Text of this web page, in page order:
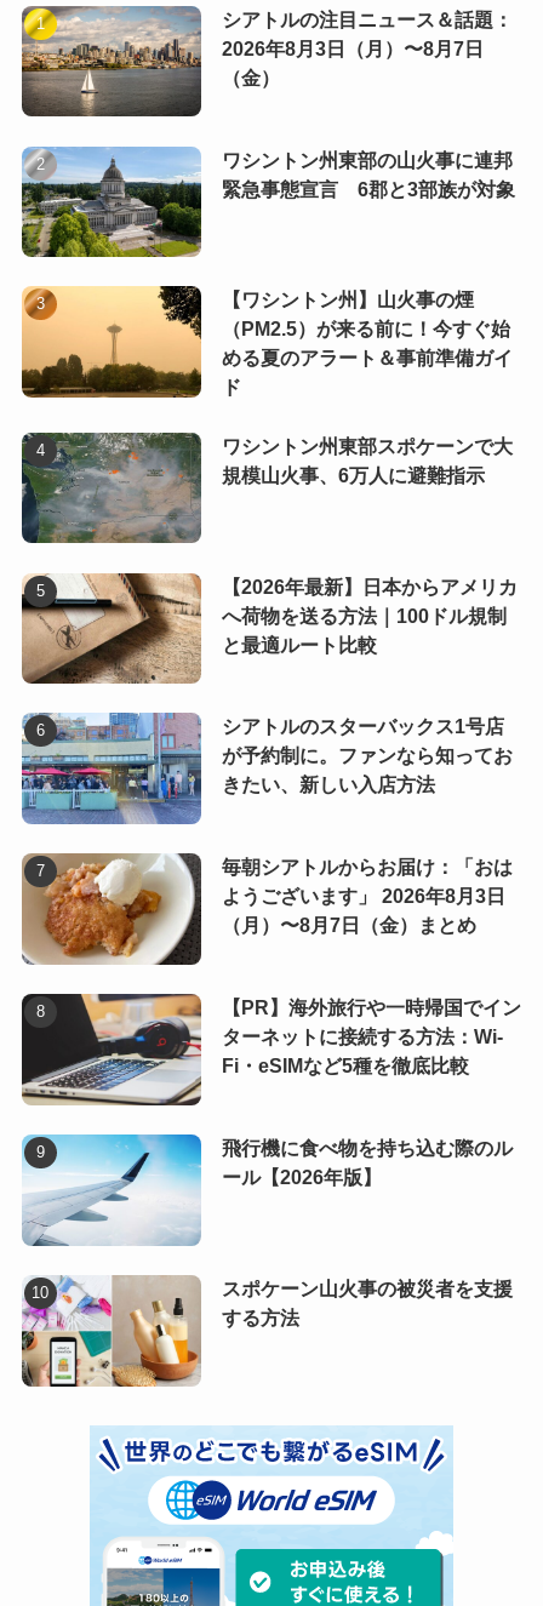
シアトルの注目ニュース＆話題：
2026年8月3日（月）〜8月7日
（金）
ワシントン州東部の山火事に連邦
緊急事態宣言 6郡と3部族が対象
【ワシントン州】山火事の煙
（PM2.5）が来る前に！今すぐ始
める夏のアラート＆事前準備ガイ
ド
ワシントン州東部スポケーンで大
規模山火事、6万人に避難指示
【2026年最新】日本からアメリカ
へ荷物を送る方法｜100ドル規制
と最適ルート比較
シアトルのスターバックス1号店
が予約制に。ファンなら知ってお
きたい、新しい入店方法
毎朝シアトルからお届け：「おは
ようございます」 2026年8月3日
（月）〜8月7日（金）まとめ
【PR】海外旅行や一時帰国でイン
ターネットに接続する方法：Wi-
Fi・eSIMなど5種を徹底比較
飛行機に食べ物を持ち込む際のル
ール【2026年版】
スポケーン山火事の被災者を支援
する方法